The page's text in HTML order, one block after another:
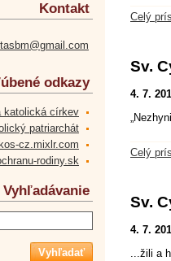
Celý
Sv.
4. 7.
Celý
Sv.
4. 7.
...žili a
Kontakt
odkazy
katolická církev
patriarchát
cz.mixlr.com
rodiny.sk
Vyhľadávanie